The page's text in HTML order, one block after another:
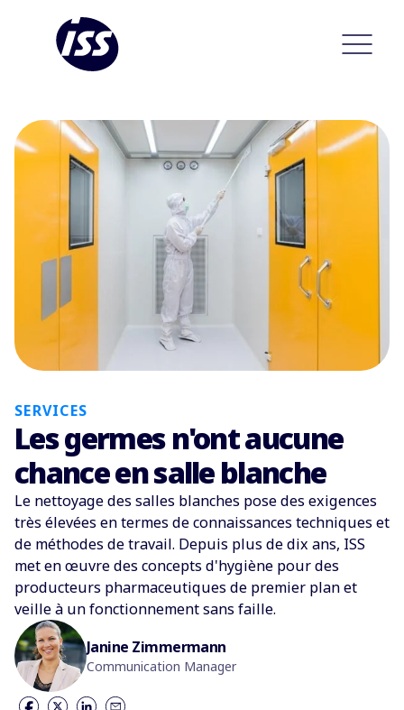
SERVICES
Les germes n'ont aucune
chance en salle blanche
Le nettoyage des salles blanches pose des exigences
très élevées en termes de connaissances techniques et
de méthodes de travail. Depuis plus de dix ans, ISS
met en œuvre des concepts d'hygiène pour des
producteurs pharmaceutiques de premier plan et
veille à un fonctionnement sans faille.
Janine Zimmermann
Communication Manager